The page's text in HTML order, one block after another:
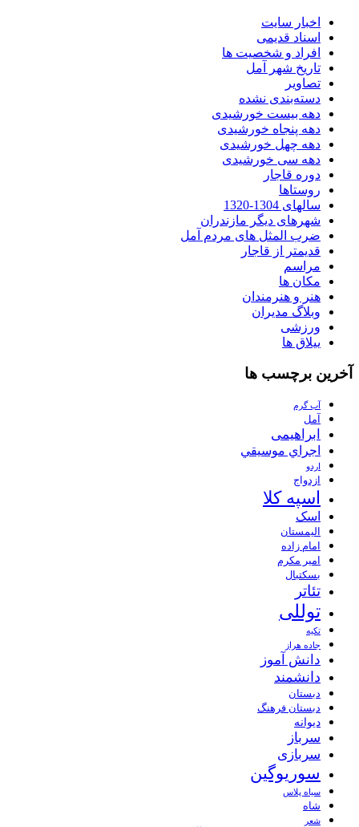
اخبار سایت
اسناد قدیمی
افراد و شخصیت ها
تاریخ شهر آمل
تصاویر
دسته‌بندی نشده
دهه بیست خورشیدی
دهه پنجاه خورشیدی
دهه چهل خورشیدی
دهه سی خورشیدی
دوره قاجار
روستاها
سالهای 1304-1320
شهرهای دیگر مازندران
ضرب المثل های مردم آمل
قدیمتر از قاجار
مراسم
مکان ها
هنر و هنرمندان
وبلاگ مدیران
ورزشی
ییلاق ها
آخرین برچسب ها
آب گرم
آمل
ابراهیمی
اجراي موسيقي
اردو
ازدواج
اسپه کلا
اسک
الیمستان
امام زاده
امیر مکرم
بسکتبال
تئاتر
توللی
تکیه
جاده هراز
دانش آموز
دانشمند
دبستان
دبستان فرهنگ
دیوانه
سرباز
سربازی
سوریوگین
سیاه پلاس
شاه
شعر